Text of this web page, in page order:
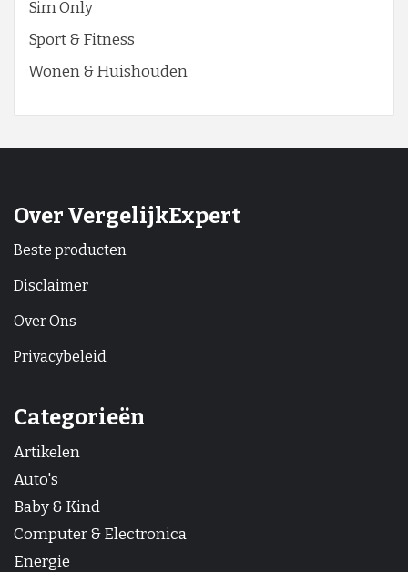
Sim Only
Sport & Fitness
Wonen & Huishouden
Over VergelijkExpert
Beste producten
Disclaimer
Over Ons
Privacybeleid
Categorieën
Artikelen
Auto's
Baby & Kind
Computer & Electronica
Energie